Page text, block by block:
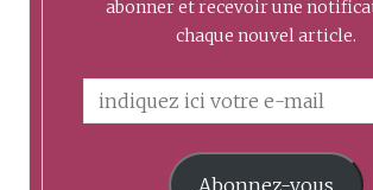
abonner et recevoir une
chaque nouvel article.
Abonnez-vous